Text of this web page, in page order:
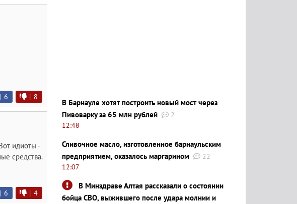
| 6 | 8
идиоты -
средства.
| 6 | 4
В Барнауле хотят построить новый мост через
Пивоварку за 65 млн рублей
2
12:48
Сливочное масло, изготовленное барнаульским
предприятием, оказалось маргарином
22
12:07
В Минздраве Алтая рассказали о состоянии
бойца СВО, выжившего после удара молнии и